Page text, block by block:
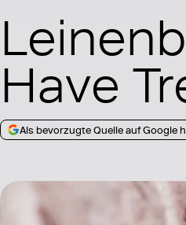
Have
Als bevorzugte Quelle auf Google